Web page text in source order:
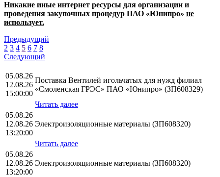
Никакие иные интернет ресурсы для организации и
проведения закупочных процедур ПАО «Юнипро» не
использует.
Предыдущий
2 3 4 5 6 7 8
Следующий
05.08.26
12.08.26
15:00:00
Поставка Вентилей игольчатых для нужд филиал
«Смоленская ГРЭС» ПАО «Юнипро» (ЗП608329)
Читать далее
05.08.26
12.08.26
13:20:00
Электроизоляционные материалы (ЗП608320)
Читать далее
05.08.26
12.08.26
13:20:00
Электроизоляционные материалы (ЗП608320)